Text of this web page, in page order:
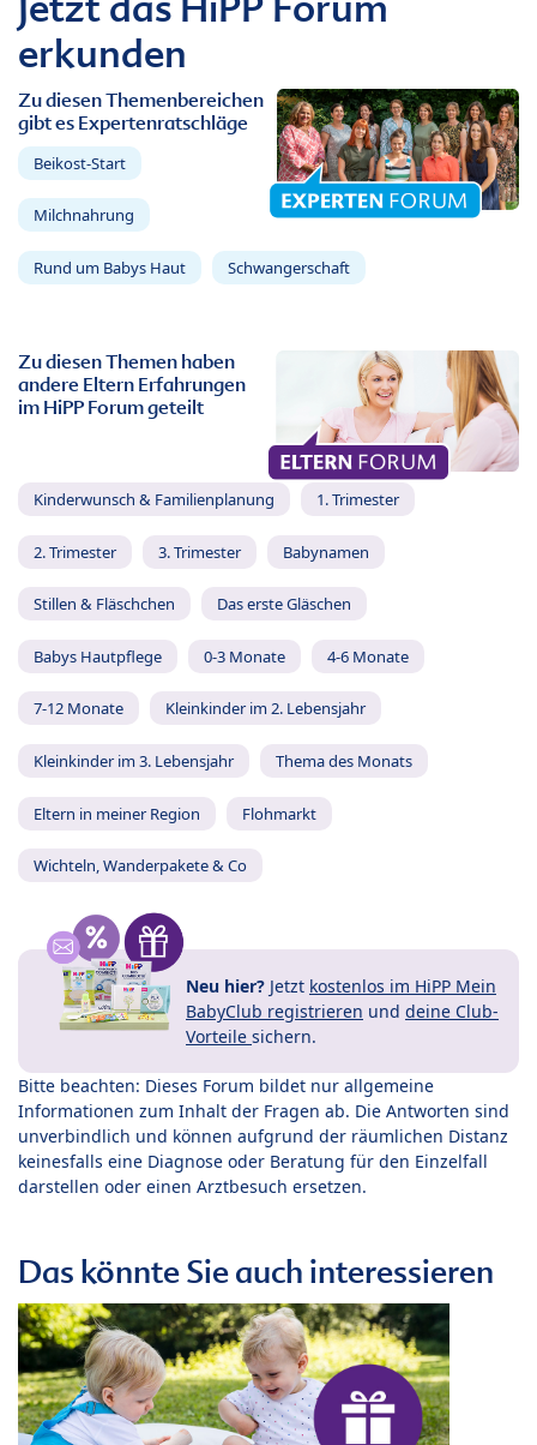
erkunden
Zu diesen Themenbereichen
gibt es Expertenratschläge
Beikost-Start
Milchnahrung
Rund um Babys Haut Schwangerschaft
Zu diesen Themen haben
andere Eltern Erfahrungen
im HiPP Forum geteilt
Kinderwunsch & Familienplanung 1. Trimester
2. Trimester 3. Trimester Babynamen
Stillen & Fläschchen Das erste Gläschen
Babys Hautpflege 0-3 Monate 4-6 Monate
7-12 Monate Kleinkinder im 2. Lebensjahr
Kleinkinder im 3. Lebensjahr Thema des Monats
Eltern in meiner Region Flohmarkt
Wichteln, Wanderpakete & Co
Neu hier? Jetzt kostenlos im HiPP Mein
BabyClub registrieren und deine Club-
Vorteile sichern.
Bitte beachten: Dieses Forum bildet nur allgemeine
Informationen zum Inhalt der Fragen ab. Die Antworten sind
unverbindlich und können aufgrund der räumlichen Distanz
keinesfalls eine Diagnose oder Beratung für den Einzelfall
darstellen oder einen Arztbesuch ersetzen.
Das könnte Sie auch interessieren